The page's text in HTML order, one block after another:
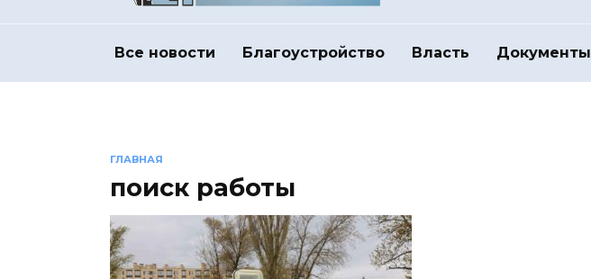
Все новости Благоустройство Власть Документы
ГЛАВНАЯ
поиск работы